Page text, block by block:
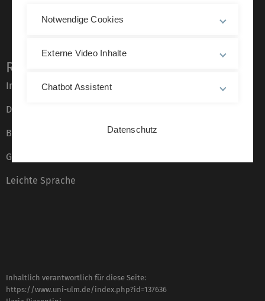
Rechtliche Hinweise
Impressum
Datenschutz
Barrierefreiheit
Gebärdensprache
Leichte Sprache
Inhaltlich verantwortlich für diese Seite:
https://www.uni-ulm.de/index.php?id=137636
Notwendige Cookies
Externe Video Inhalte
Chatbot Assistent
Datenschutz